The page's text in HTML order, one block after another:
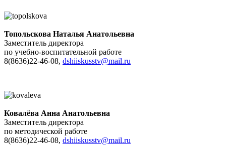
Топольскова Наталья Анатольевна
Заместитель директора
по учебно-воспитательной работе
8(8636)22-46-08, dshiiskusstv@mail.ru
Ковалёва Анна Анатольевна
Заместитель директора
по методической работе
8(8636)22-46-08, dshiiskusstv@mail.ru